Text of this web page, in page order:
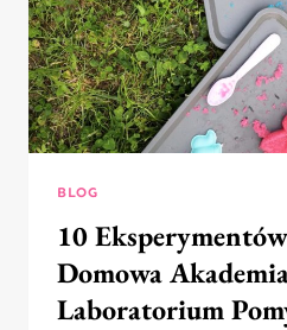
NA
BLOG
10
Domowa
Laboratorium